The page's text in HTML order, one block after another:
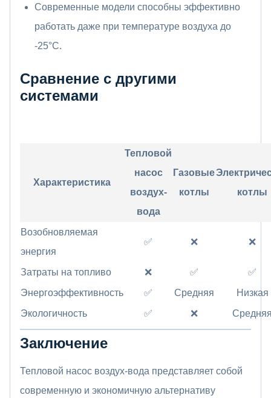
Современные модели способны эффективно
работать даже при температуре воздуха до
-25°C.
Сравнение с другими
системами
Характеристика
Тепловой
насос
воздух-
вода
Газовые
котлы
котлы
Возобновляемая
энергия
✅ ❌ ❌
Затраты на топливо ❌ ✅
✅
Энергоэффективность
✅ Средняя
Низкая
Экологичность
✅ ❌
Заключение
Тепловой насос воздух-вода представляет собой
современную и экономичную альтернативу